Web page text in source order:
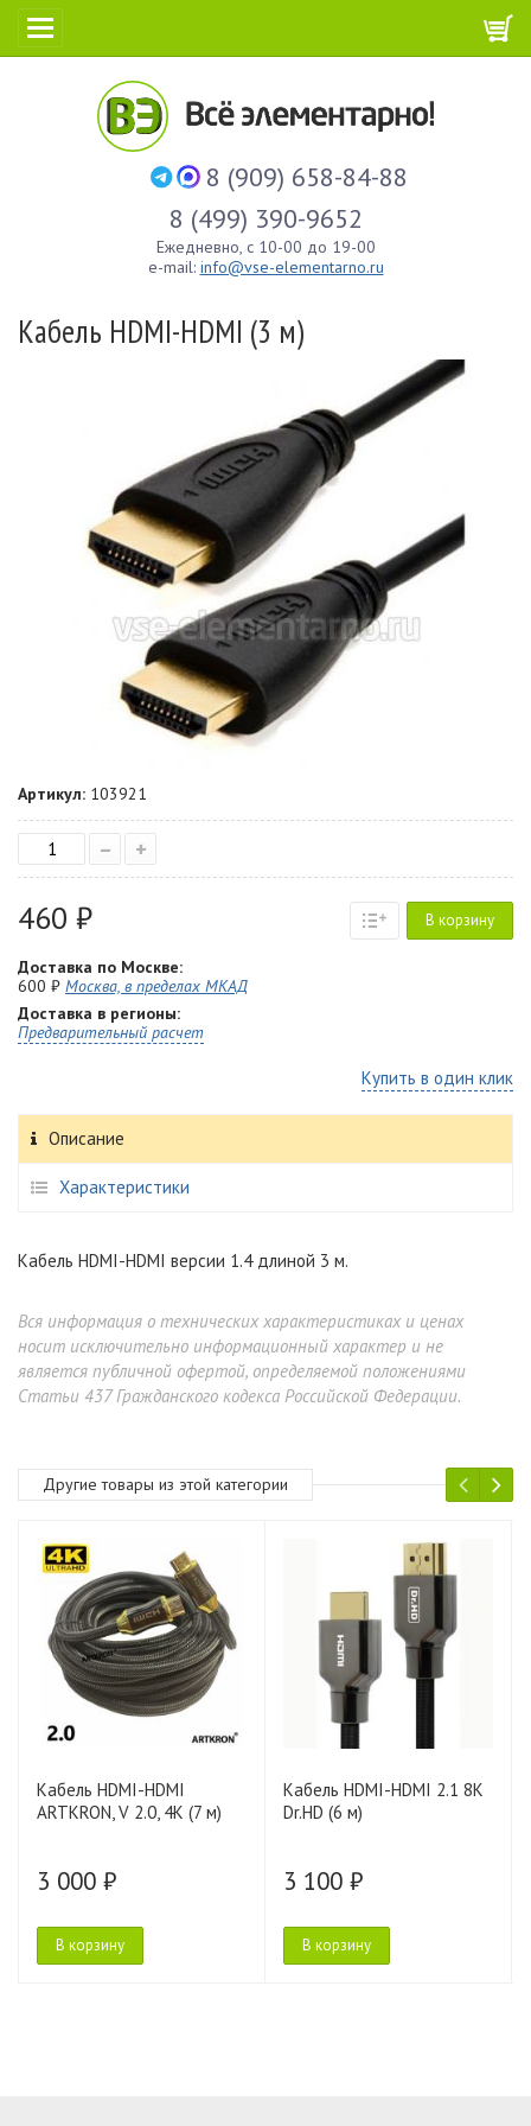
8 (909) 658-84-88
8 (499) 390-9652
Ежедневно, с 10-00 до 19-00
e-mail: info@vse-elementarno.ru
Кабель HDMI-HDMI (3 м)
Артикул: 103921
– +
460 ₽ В корзину
Доставка по Москве:
600 ₽ Москва, в пределах МКАД
Доставка в регионы:
Предварительный расчет
Купить в один клик
Описание
Характеристики
Кабель HDMI-HDMI версии 1.4 длиной 3 м.
Вся информация о технических характеристиках и ценах
носит исключительно информационный характер и не
является публичной офертой, определяемой положениями
Статьи 437 Гражданского кодекса Российской Федерации.
Другие товары из этой категории
Кабель HDMI-HDMI
ARTKRON, V 2.0, 4K (7 м)
3 000 ₽
В корзину
Кабель HDMI-HDMI 2.1 8K
Dr.HD (6 м)
3 100 ₽
В корзину